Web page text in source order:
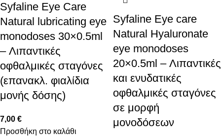
Syfaline Eye Care
Natural lubricating eye
monodoses 30×0.5ml
– Λιπαντικές
οφθαλμικές σταγόνες
(επανακλ. φιαλίδια
μονής δόσης)
7,00 €
Προσθήκη στο καλάθι
Syfaline Eye care
Natural Hyaluronate
eye monodoses
20×0.5ml – Λιπαντικές
και ενυδατικές
οφθαλμικές σταγόνες
σε μορφή
μονοδόσεων